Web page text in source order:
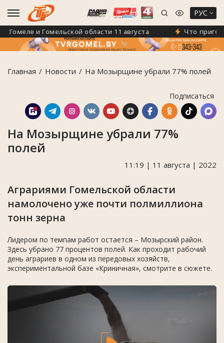
РУС
и Гомельской области 11 августа Что
Главная Новости На Мозырщине убрали 77% полей
Подписаться
На Мозырщине убрали 77%
полей
11:19 | 11 августа | 2022
Аграриями Гомельской области
намолочено уже почти полмиллиона
тонн зерна
Лидером по темпам работ остается – Мозырский район.
Здесь убрано 77 процентов полей. Как проходит рабочий
день аграриев в одном из передовых хозяйств,
экспериментальной базе «Криничная», смотрите в сюжете.